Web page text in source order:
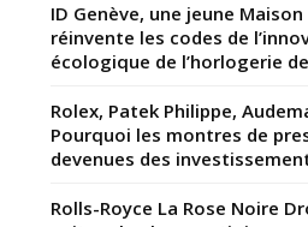
ID Genève, une jeune
réinvente les codes de
écologique de l’horlogerie
Rolex, Patek Philippe,
Pourquoi les montres de
devenues des
Rolls-Royce La Rose Noire